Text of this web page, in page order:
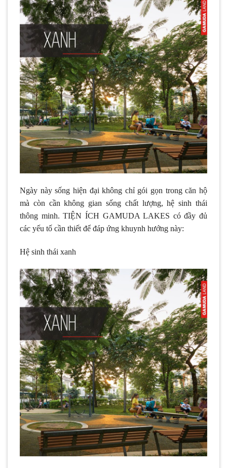
Ngày này sống hiện đại không chỉ gói gọn trong căn hộ
mà còn cần không gian sống chất lượng, hệ sinh thái
thông minh. TIỆN ÍCH GAMUDA LAKES có đầy đủ
các yếu tố cần thiết để đáp ứng khuynh hướng này:
Hệ sinh thái xanh